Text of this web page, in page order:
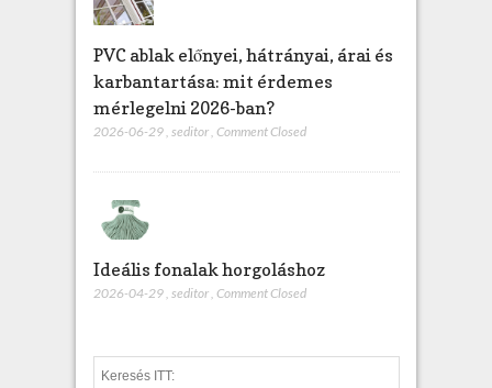
PVC ablak előnyei, hátrányai, árai és
karbantartása: mit érdemes
mérlegelni 2026-ban?
2026-06-29 seditor Comment Closed
Ideális fonalak horgoláshoz
2026-04-29, seditor, Comment Closed